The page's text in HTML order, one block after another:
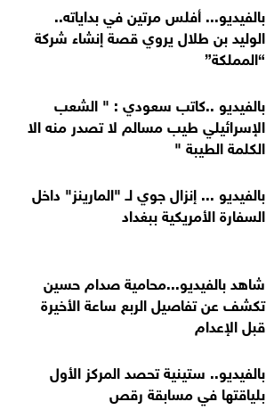
بالفيديو... أفلس مرتين في بداياته..
الوليد بن طلال يروي قصة إنشاء شركة
“المملكة”
بالفيديو ..كاتب سعودي : " الشعب
الإسرائيلي طيب مسالم لا تصدر منه الا
الكلمة الطيبة "
بالفيديو ... إنزال جوي لـ "المارينز" داخل
السفارة الأمريكية ببغداد
شاهد بالفيديو...محامية صدام حسين
تكشف عن تفاصيل الربع ساعة الأخيرة
قبل الإعدام
بالفيديو.. ستينية تحصد المركز الأول
بلياقتها في مسابقة رقص